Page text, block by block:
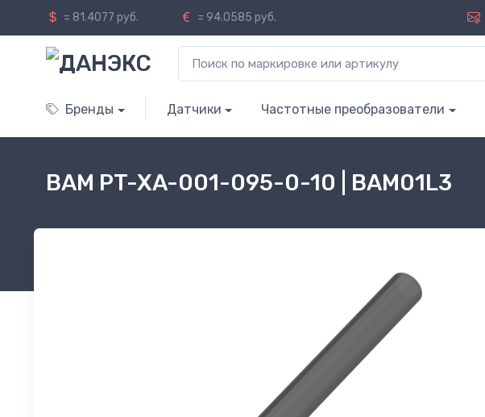
= 81.4077 руб. = 94.0585 руб.
Бренды Датчики Частотные преобразователи
BAM PT-XA-001-095-0-10 | BAM01L3